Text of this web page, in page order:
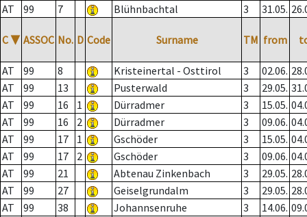
AT
99 7 Blühnbachtal 3 31.05.
C ▼ ASSOC No. D Code Surname TM from
AT 99 8 Kristeinertal - Osttirol 3 02.06.
AT
99 13 Pusterwald 3 29.05.
AT
99 16 1 Dürradmer 3 15.05.
AT
99 16 2 Dürradmer 3 09.06.
AT
99 17 1 Gschöder 3 15.05.
AT
99 17 2 Gschöder 3 09.06.
AT
99 21 Abtenau Zinkenbach 3 29.05.
AT
99 27 Geiselgrundalm 3 29.05.
AT
99 38 Johannsenruhe 3 14.06.